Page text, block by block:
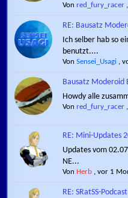
Vonred_fury_racer
RE: Bausatz
Ich selber hab so
benutzt....
VonSensei_Usagi ,
Bausatz Moderoid
Howdy alle
Vonred_fury_racer
RE: Mini-Updates
Updates vom
NE...
Von Herb ,vor 1
RE: SRatSS-Podcast